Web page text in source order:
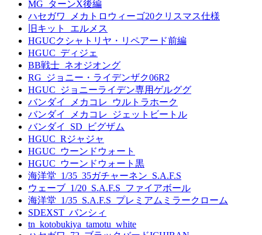
MG_ターンX後編
ハセガワ_メカトロウィーゴ20クリスマス仕様
旧キット_エルメス
HGUCクシャトリヤ・リペアード前編
HGUC_ディジェ
BB戦士_ネオジオング
RG_ジョニー・ライデンザク06R2
HGUC_ジョニーライデン専用ゲルググ
バンダイ_メカコレ_ウルトラホーク
バンダイ_メカコレ_ジェットビートル
バンダイ_SD_ビグザム
HGUC_Rジャジャ
HGUC_ウーンドウォート
HGUC_ウーンドウォート黒
海洋堂_1/35_35ガチャーネン_S.A.F.S
ウェーブ_1/20_S.A.F.S_ファイアボール
海洋堂_1/35_S.A.F.S_プレミアムミラークローム
SDEXST_バンシィ
tn_kotobukiya_tamotu_white